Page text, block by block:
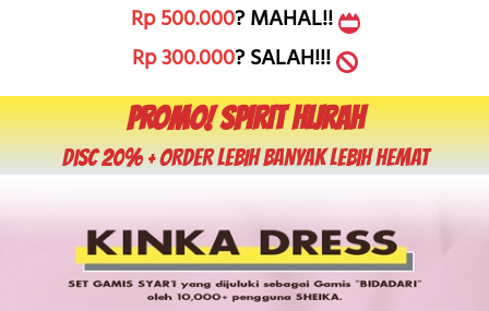
Rp 500.000? MAHAL!!
Rp 300.000? SALAH!!!
PROMO! SPIRIT HIJRAH
DISC 20% + ORDER LEBIH BANYAK LEBIH HEMAT